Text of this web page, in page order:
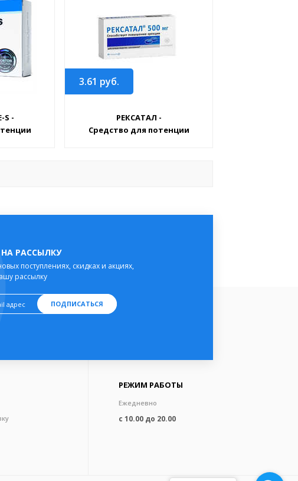
S -
3.61 руб.
РЕКСАТАЛ -
Средство для потенции
РАССЫЛКУ
поступлениях, скидках и акциях,
рассылку
ПОДПИСАТЬСЯ
РЕЖИМ РАБОТЫ
Ежедневно
с 10.00 до 20.00